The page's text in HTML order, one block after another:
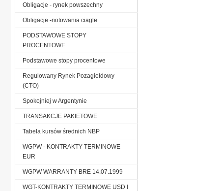
Obligacje - rynek powszechny
Obligacje -notowania ciagle
PODSTAWOWE STOPY
PROCENTOWE
Podstawowe stopy procentowe
Regulowany Rynek Pozagiełdowy
(CTO)
Spokojniej w Argentynie
TRANSAKCJE PAKIETOWE
Tabela kursów średnich NBP
WGPW - KONTRAKTY TERMINOWE
EUR
WGPW WARRANTY BRE 14.07.1999
WGT-KONTRAKTY TERMINOWE USD I